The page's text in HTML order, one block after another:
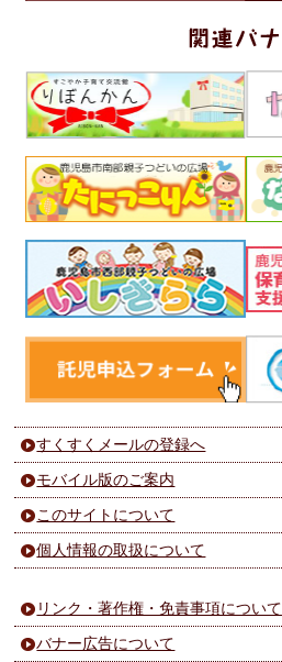
すくすくメールの登録へ
モバイル版のご案内
このサイトについて
個人情報の取扱について
リンク・著作権・免責事項について
バナー広告について